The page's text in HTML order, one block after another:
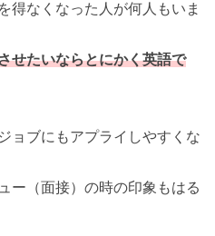
得なくなった人が何人もいま
せたいならとにかく英語で
ョブにもアプライしやすくな
ー（面接）の時の印象もはる